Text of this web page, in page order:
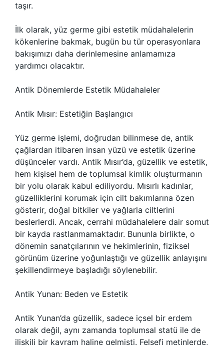
taşır.
İlk olarak, yüz germe gibi estetik müdahalelerin
kökenlerine bakmak, bugün bu tür operasyonlara
bakışımızı daha derinlemesine anlamamıza
yardımcı olacaktır.
Antik Dönemlerde Estetik Müdahaleler
Antik Mısır: Estetiğin Başlangıcı
Yüz germe işlemi, doğrudan bilinmese de, antik
çağlardan itibaren insan yüzü ve estetik üzerine
düşünceler vardı. Antik Mısır’da, güzellik ve estetik,
hem kişisel hem de toplumsal kimlik oluşturmanın
bir yolu olarak kabul ediliyordu. Mısırlı kadınlar,
güzelliklerini korumak için cilt bakımlarına özen
gösterir, doğal bitkiler ve yağlarla ciltlerini
beslerlerdi. Ancak, cerrahi müdahalelere dair somut
bir kayda rastlanmamaktadır. Bununla birlikte, o
dönemin sanatçılarının ve hekimlerinin, fiziksel
görünüm üzerine yoğunlaştığı ve güzellik anlayışını
şekillendirmeye başladığı söylenebilir.
Antik Yunan: Beden ve Estetik
Antik Yunan’da güzellik, sadece içsel bir erdem
olarak değil, aynı zamanda toplumsal statü ile de
ilişkili bir kavram haline gelmişti. Felsefi metinlerde,